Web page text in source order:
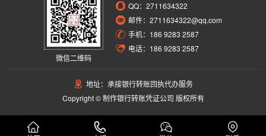
微信二维码
QQ：2711634322
邮件：2711634322@qq.com
手机：186 9283 2587
电话：186 9283 2587
地址：承接银行转账回执代办服务
Copyright © 制作银行转账凭证公司 版权所有